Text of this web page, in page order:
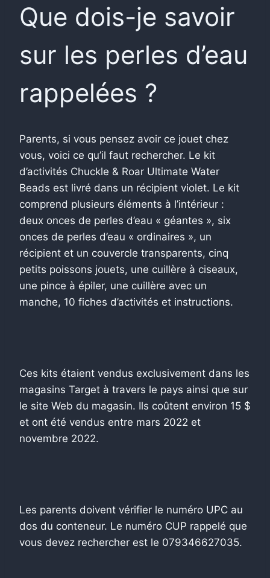
Que dois-je savoir
sur les perles d’eau
rappelées ?
Parents, si vous pensez avoir ce jouet chez
vous, voici ce qu’il faut rechercher. Le kit
d’activités Chuckle & Roar Ultimate Water
Beads est livré dans un récipient violet. Le kit
comprend plusieurs éléments à l’intérieur :
deux onces de perles d’eau « géantes », six
onces de perles d’eau « ordinaires », un
récipient et un couvercle transparents, cinq
petits poissons jouets, une cuillère à ciseaux,
une pince à épiler, une cuillère avec un
manche, 10 fiches d’activités et instructions.
Ces kits étaient vendus exclusivement dans les
magasins Target à travers le pays ainsi que sur
le site Web du magasin. Ils coûtent environ 15 $
et ont été vendus entre mars 2022 et
novembre 2022.
Les parents doivent vérifier le numéro UPC au
dos du conteneur. Le numéro CUP rappelé que
vous devez rechercher est le 079346627035.